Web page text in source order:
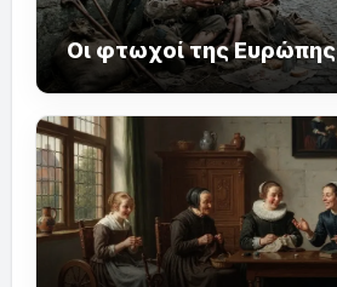
Οι φτωχοί της Ευρώπης